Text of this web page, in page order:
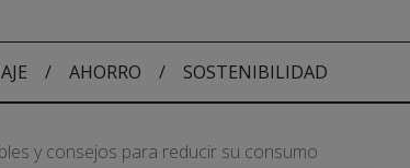
/ AHORRO / SOSTENIBILIDAD
y consejos para reducir su consumo